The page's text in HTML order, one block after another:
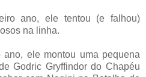
ano, ele tentou (e falhou)
na linha.
ele montou uma pequena
Godric Gryffindor do Chapéu